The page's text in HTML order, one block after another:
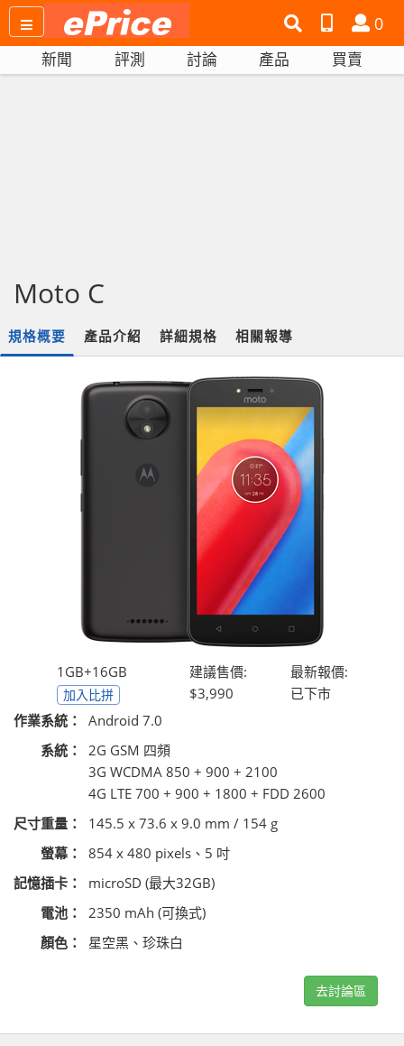
搜
尋
產
品
比
會
員
0
新聞 評測 討論 產品 買賣
Moto C
規格概要 產品介紹 詳細規格 相關報導
1GB+16GB
加入比拼
建議售價:
$3,990
最新報價:
已下市
作業系統：
Android 7.0
系統：
2G GSM 四頻
3G WCDMA 850 + 900 + 2100
4G LTE 700 + 900 + 1800 + FDD 2600
尺寸重量：
145.5 x 73.6 x 9.0 mm / 154 g
螢幕：
854 x 480 pixels、5 吋
記憶插卡：
microSD (最大32GB)
電池：
2350 mAh (可換式)
顏色：
星空黑、珍珠白
去討論區